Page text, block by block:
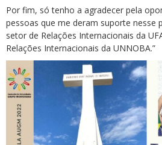
Por fim, só tenho a agradecer pela
pessoas que me deram suporte nesse
setor de Relações Internacionais da
Relações Internacionais da UNNOBA.”